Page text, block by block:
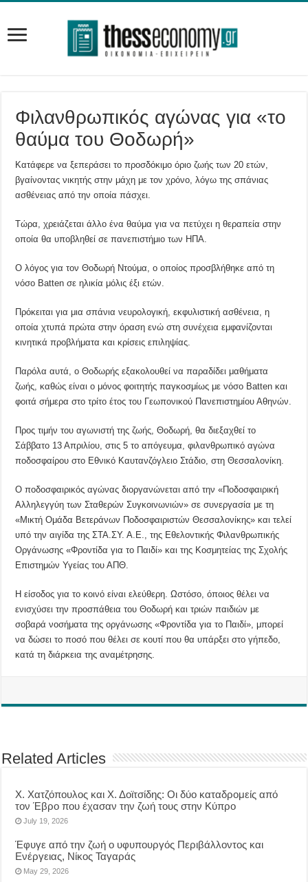
Φιλανθρωπικός αγώνας για «το
θαύμα του Θοδωρή»
Κατάφερε να ξεπεράσει το προσδόκιμο όριο ζωής των 20 ετών,
βγαίνοντας νικητής στην μάχη με τον χρόνο, λόγω της σπάνιας
ασθένειας από την οποία πάσχει.
Τώρα, χρειάζεται άλλο ένα θαύμα για να πετύχει η θεραπεία στην
οποία θα υποβληθεί σε πανεπιστήμιο των ΗΠΑ.
Ο λόγος για τον Θοδωρή Ντούμα, ο οποίος προσβλήθηκε από τη
νόσο Batten σε ηλικία μόλις έξι ετών.
Πρόκειται για μια σπάνια νευρολογική, εκφυλιστική ασθένεια, η
οποία χτυπά πρώτα στην όραση ενώ στη συνέχεια εμφανίζονται
κινητικά προβλήματα και κρίσεις επιληψίας.
Παρόλα αυτά, ο Θοδωρής εξακολουθεί να παραδίδει μαθήματα
ζωής, καθώς είναι ο μόνος φοιτητής παγκοσμίως με νόσο Batten και
φοιτά σήμερα στο τρίτο έτος του Γεωπονικού Πανεπιστημίου Αθηνών.
Προς τιμήν του αγωνιστή της ζωής, Θοδωρή, θα διεξαχθεί το
Σάββατο 13 Απριλίου, στις 5 το απόγευμα, φιλανθρωπικό αγώνα
ποδοσφαίρου στο Εθνικό Καυτανζόγλειο Στάδιο, στη Θεσσαλονίκη.
Ο ποδοσφαιρικός αγώνας διοργανώνεται από την «Ποδοσφαιρική
Αλληλεγγύη των Σταθερών Συγκοινωνιών» σε συνεργασία με τη
«Μικτή Ομάδα Βετεράνων Ποδοσφαιριστών Θεσσαλονίκης» και τελεί
υπό την αιγίδα της ΣΤΑ.ΣΥ. Α.Ε., της Εθελοντικής Φιλανθρωπικής
Οργάνωσης «Φροντίδα για το Παιδί» και της Κοσμητείας της Σχολής
Επιστημών Υγείας του ΑΠΘ.
Η είσοδος για το κοινό είναι ελεύθερη. Ωστόσο, όποιος θέλει να
ενισχύσει την προσπάθεια του Θοδωρή και τριών παιδιών με
σοβαρά νοσήματα της οργάνωσης «Φροντίδα για το Παιδί», μπορεί
να δώσει το ποσό που θέλει σε κουτί που θα υπάρξει στο γήπεδο,
κατά τη διάρκεια της αναμέτρησης.
Related Articles
Χ. Χατζόπουλος και Χ. Δοϊτσίδης: Οι δύο καταδρομείς από
τον Έβρο που έχασαν την ζωή τους στην Κύπρο
July 19, 2026
Έφυγε από την ζωή ο υφυπουργός Περιβάλλοντος και
Ενέργειας, Νίκος Ταγαράς
May 29, 2026